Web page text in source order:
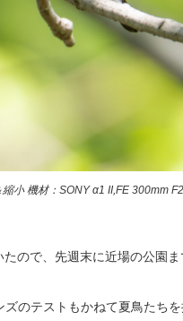
機材：SONY α1 II,FE 300mm
ので、先週末に近場の公園
のテストもかねて夏鳥たちを